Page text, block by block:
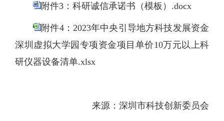
附件3：科研诚信承诺书（模板）.docx
附件4：2023年中央引导地方科技发展资金
深圳虚拟大学园专项资金项目单价10万元以上科
研仪器设备清单.xlsx
来源： 深圳市科技创新委员会